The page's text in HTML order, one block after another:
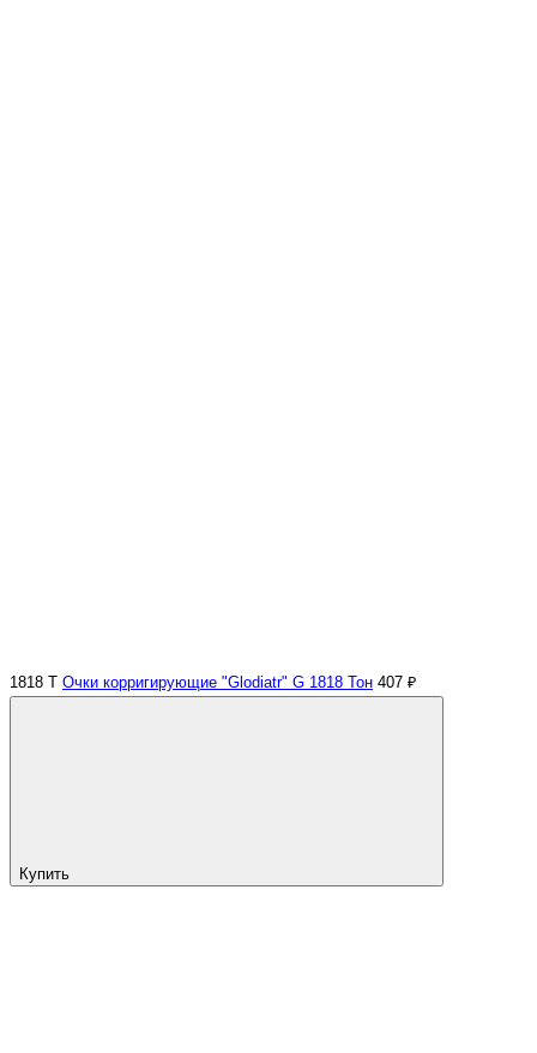
1818 Т Очки корригирующие "Glodiatr" G 1818 Тон 407 ₽
Купить